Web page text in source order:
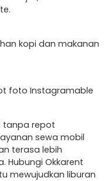
kopi dan makanan
foto Instagramable
tanpa repot
sewa mobil
terasa lebih
Hubungi Okkarent
mewujudkan liburan